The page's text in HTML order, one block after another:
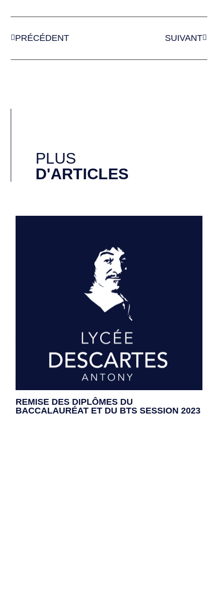
PRÉCÉDENT SUIVANT
PLUS
D'ARTICLES
REMISE DES DIPLÔMES DU
BACCALAURÉAT ET DU BTS SESSION 2023